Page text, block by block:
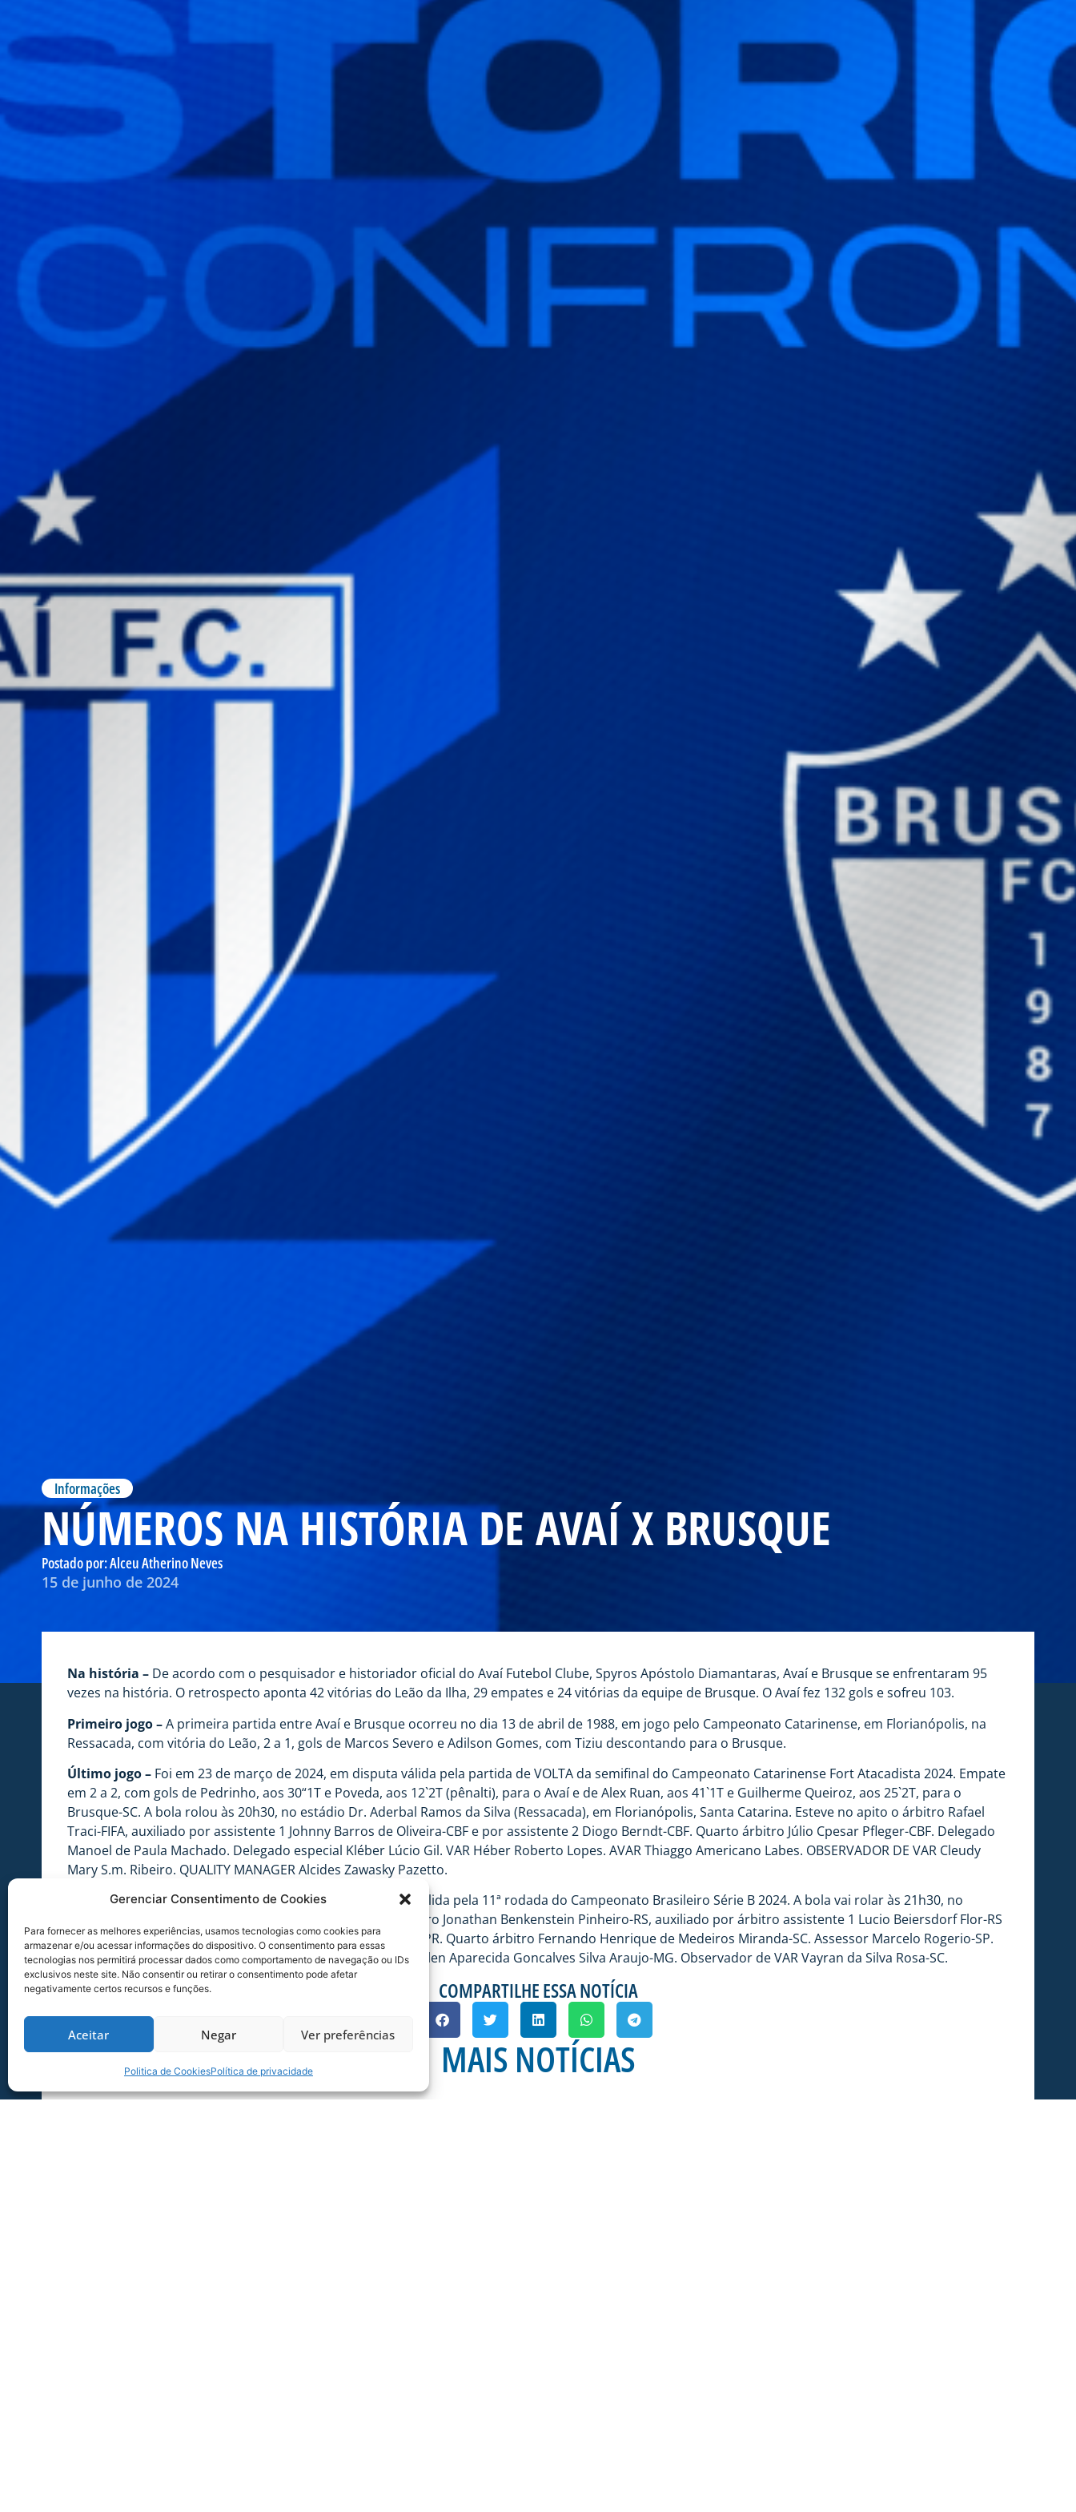
Gerenciar Consentimento de Cookies
Para fornecer as melhores experiências, usamos tecnologias como cookies para
armazenar e/ou acessar informações do dispositivo. O consentimento para essas
tecnologias nos permitirá processar dados como comportamento de navegação ou IDs
exclusivos neste site. Não consentir ou retirar o consentimento pode afetar
negativamente certos recursos e funções.
Aceitar Negar Ver preferências
Politica de CookiesPolítica de privacidade
Informações
NÚMEROS NA HISTÓRIA DE AVAÍ X BRUSQUE
Postado por:Alceu Atherino Neves
15 de junho de 2024
Na história – De acordo com o pesquisador e historiador oficial do Avaí Futebol Clube, Spyros Apóstolo Diamantaras, Avaí e Brusque se enfrentaram 95
vezes na história. O retrospecto aponta 42 vitórias do Leão da Ilha, 29 empates e 24 vitórias da equipe de Brusque. O Avaí fez 132 gols e sofreu 103.
Primeiro jogo –A primeira partida entre Avaí e Brusque ocorreu no dia 13 de abril de 1988, em jogo pelo Campeonato Catarinense, em Florianópolis, na
Ressacada, com vitória do Leão, 2 a 1, gols de Marcos Severo e Adilson Gomes, com Tiziu descontando para o Brusque.
Último jogo – Foi em 23 de março de 2024, em disputa válida pela partida de VOLTA da semifinal do Campeonato Catarinense Fort Atacadista 2024. Empate
em 2 a 2, com gols de Pedrinho, aos 30“1T e Poveda, aos 12`2T (pênalti), para o Avaí e de Alex Ruan, aos 41`1T e Guilherme Queiroz, aos 25`2T, para o
Brusque-SC. A bola rolou às 20h30, no estádio Dr. Aderbal Ramos da Silva (Ressacada), em Florianópolis, Santa Catarina. Esteve no apito o árbitro Rafael
Traci-FIFA, auxiliado por assistente 1 Johnny Barros de Oliveira-CBF e por assistente 2 Diogo Berndt-CBF. Quarto árbitro Júlio Cpesar Pfleger-CBF. Delegado
Manoel de Paula Machado. Delegado especial Kléber Lúcio Gil. VAR Héber Roberto Lopes. AVAR Thiaggo Americano Labes. OBSERVADOR DE VAR Cleudy
Mary S.m. Ribeiro. QUALITY MANAGER Alcides Zawasky Pazetto.
Próximo jogo –Será em 19 de junho de 2024, em partida válida pela 11ª rodada do Campeonato Brasileiro Série B 2024. A bola vai rolar às 21h30, no
estádio Dr. Hercílio Luz, em Itajaí-SC. Estará no apito o árbitro Jonathan Benkenstein Pinheiro-RS, auxiliado por árbitro assistente 1 Lucio Beiersdorf Flor-RS
e por árbitro assistente 2 Denise Akemi Simoes de Oliveira-PR. Quarto árbitro Fernando Henrique de Medeiros Miranda-SC. Assessor Marcelo Rogerio-SP.
Árbitro de vídeo Emerson de Almeida Ferreira-MG. AVAR Helen Aparecida Goncalves Silva Araujo-MG. Observador de VAR Vayran da Silva Rosa-SC.
COMPARTILHE ESSA NOTÍCIA
MAIS NOTÍCIAS